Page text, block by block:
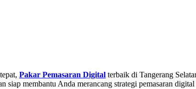
Pakar Pemasaran Digital terbaik di Tangerang
membantu Anda merancang strategi pemasaran